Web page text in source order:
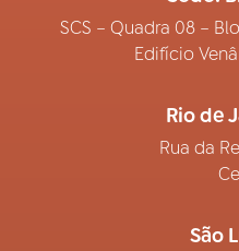
SCS – Quadra 08 –
Edifício
Rio de
Rua da
São